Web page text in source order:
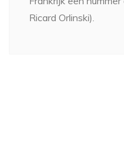
Ricard Orlinski).